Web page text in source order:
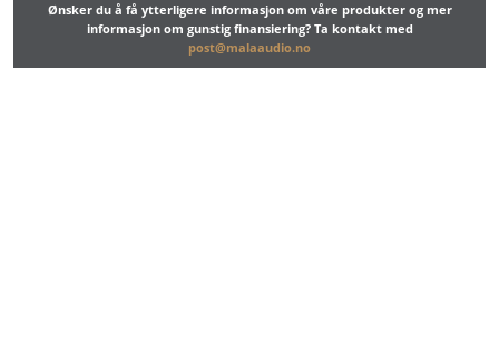
Ønsker du å få ytterligere informasjon om våre produkter og mer
informasjon om gunstig finansiering? Ta kontakt med
post@malaaudio.no